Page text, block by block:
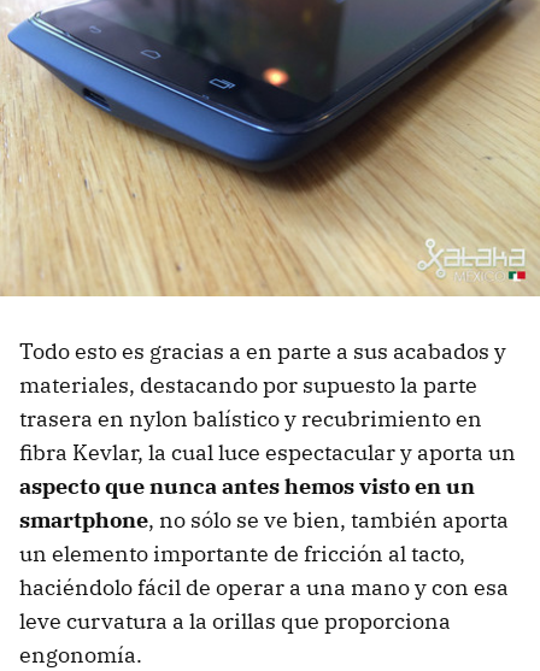
Todo esto es gracias a en parte a sus acabados y
materiales, destacando por supuesto la parte
trasera en nylon balístico y recubrimiento en
fibra Kevlar, la cual luce espectacular y aporta un
aspecto que nunca antes hemos visto en un
smartphone, no sólo se ve bien, también aporta
un elemento importante de fricción al tacto,
haciéndolo fácil de operar a una mano y con esa
leve curvatura a la orillas que proporciona
engonomía.